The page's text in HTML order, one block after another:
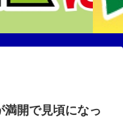
開で見頃になっ